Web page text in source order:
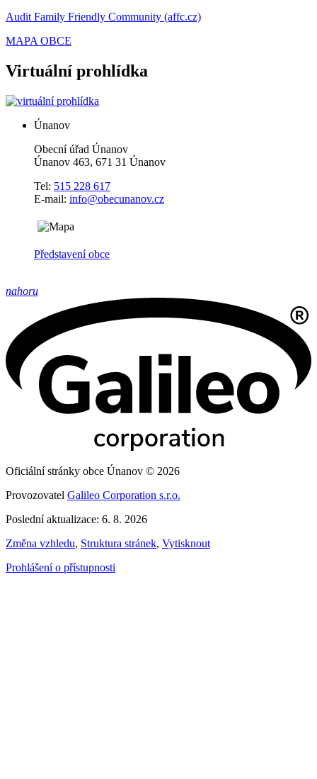
Audit Family Friendly Community (affc.cz)
MAPA OBCE
Virtuální prohlídka
Únanov
Obecní úřad Únanov
Únanov 463, 671 31 Únanov
Tel: 515 228 617
E-mail: info@obecunanov.cz
Představení obce
nahoru
Oficiální stránky obce Únanov © 2026
Provozovatel Galileo Corporation s.r.o.
Poslední aktualizace: 6. 8. 2026
Změna vzhledu, Struktura stránek, Vytisknout
Prohlášení o přístupnosti